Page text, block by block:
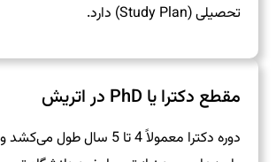
تحصیلی (Study Plan) دارد.
مقطع دکترا یا PhD در اتریش
دوره دکترا معمولاً 4 تا 5 سال طول